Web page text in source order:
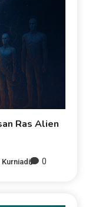
Ras Alien
Kurniadi 0